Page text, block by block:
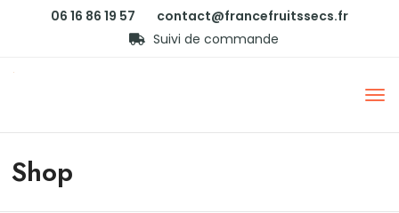
06 16 86 19 57
contact@francefruitssecs.fr
Suivi de commande
Shop